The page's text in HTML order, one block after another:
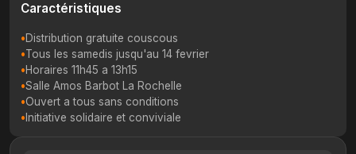
Caractéristiques
Distribution gratuite couscous
Tous les samedis jusqu'au 14 fevrier
Horaires 11h45 a 13h15
Salle Amos Barbot La Rochelle
Ouvert a tous sans conditions
Initiative solidaire et conviviale